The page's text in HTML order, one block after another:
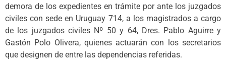
demora de los expedientes en trámite por ante los juzgados
civiles con sede en Uruguay 714, a los magistrados a cargo
de los juzgados civiles Nº 50 y 64, Dres. Pablo Aguirre y
Gastón Polo Olivera, quienes actuarán con los secretarios
que designen de entre las dependencias referidas.